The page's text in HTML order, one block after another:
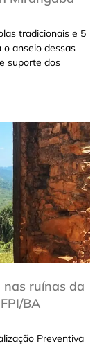
tradicionais e 5
anseio dessas
suporte dos
nas ruínas da
BA
Preventiva